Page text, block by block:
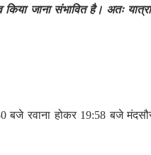
किया जाना संभावित है। अतः
बजे रवाना होकर 19:58 बजे